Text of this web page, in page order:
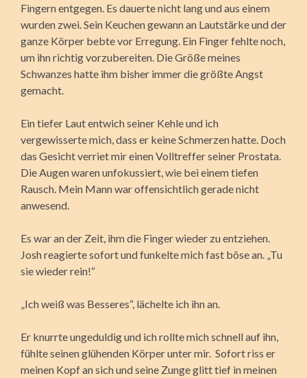
Fingern entgegen. Es dauerte nicht lang und aus einem
wurden zwei. Sein Keuchen gewann an Lautstärke und der
ganze Körper bebte vor Erregung. Ein Finger fehlte noch,
um ihn richtig vorzubereiten. Die Größe meines
Schwanzes hatte ihm bisher immer die größte Angst
gemacht.
Ein tiefer Laut entwich seiner Kehle und ich
vergewisserte mich, dass er keine Schmerzen hatte. Doch
das Gesicht verriet mir einen Volltreffer seiner Prostata.
Die Augen waren unfokussiert, wie bei einem tiefen
Rausch. Mein Mann war offensichtlich gerade nicht
anwesend.
Es war an der Zeit, ihm die Finger wieder zu entziehen.
Josh reagierte sofort und funkelte mich fast böse an. „Tu
sie wieder rein!“
„Ich weiß was Besseres“, lächelte ich ihn an.
Er knurrte ungeduldig und ich rollte mich schnell auf ihn,
fühlte seinen glühenden Körper unter mir. Sofort riss er
meinen Kopf an sich und seine Zunge glitt tief in meinen